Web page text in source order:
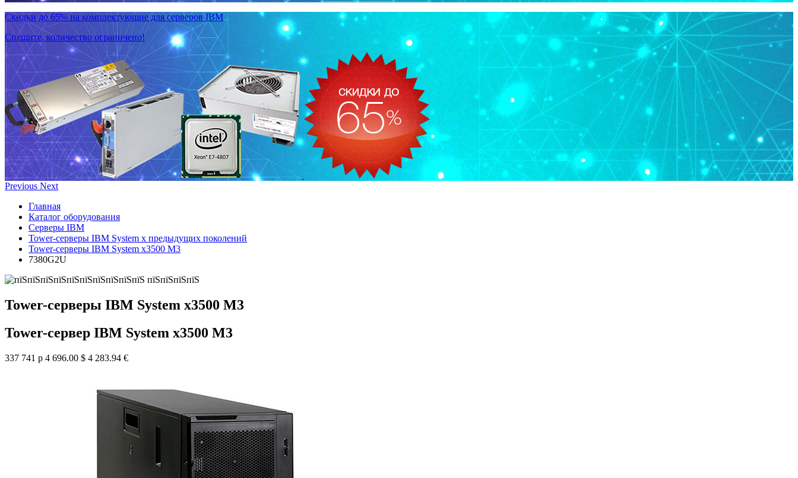
Скидки до 65% на комплектующие для серверов IBM
Спешите, количество ограничено!
Previous Next
Главная
Каталог оборудования
Серверы IBM
Tower-серверы IBM System x предыдущих поколений
Tower-серверы IBM System x3500 M3
7380G2U
Tower-серверы IBM System x3500 M3
Tower-сервер IBM System x3500 M3
337 741 р 4 696.00 $ 4 283.94 €